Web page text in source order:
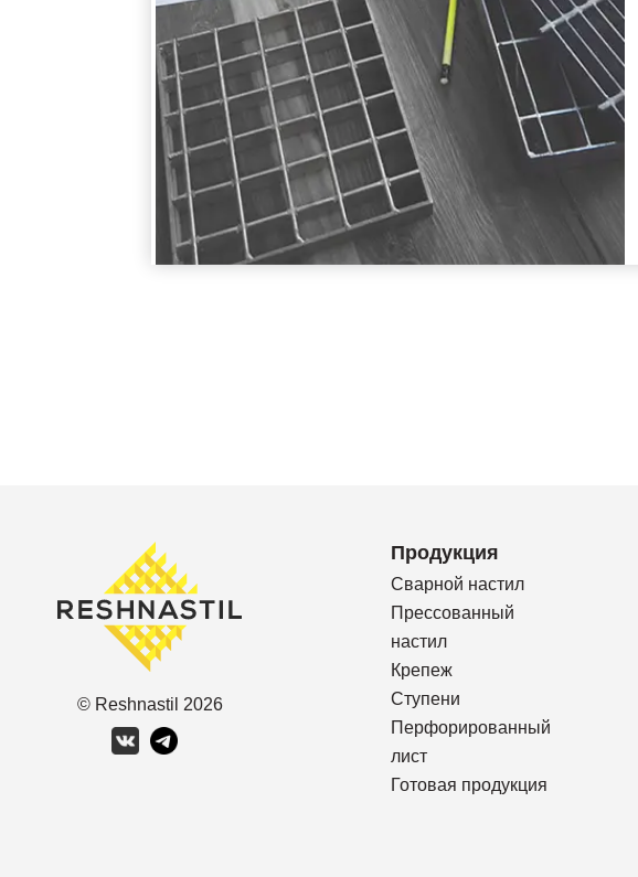
© Reshnastil 2026
Продукция
Сварной настил
Прессованный
настил
Крепеж
Ступени
Перфорированный
лист
Готовая продукция